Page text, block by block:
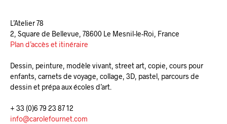
L’Atelier 78
2, Square de Bellevue, 78600 Le Mesnil-le-Roi, France
Plan d’accès et itinéraire
Dessin, peinture, modèle vivant, street art, copie, cours pour
enfants, carnets de voyage, collage, 3D, pastel, parcours de
dessin et prépa aux écoles d’art.
+ 33 (0)6 79 23 87 12
info@carolefournet.com